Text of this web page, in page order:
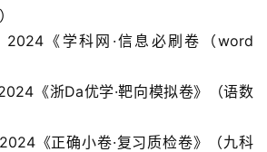
《学科网·信息必刷卷（word
《浙Da优学·靶向模拟卷》（语数
《正确小卷·复习质检卷》（九科